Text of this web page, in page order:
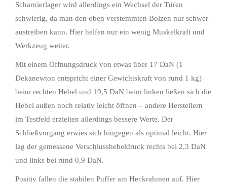
Scharnierlager wird allerdings ein Wechsel der Türen
schwierig, da man den oben verstemmten Bolzen nur schwer
austreiben kann. Hier helfen nur ein wenig Muskelkraft und
Werkzeug weiter.
Mit einem Öffnungsdruck von etwas über 17 DaN (1
Dekanewton entspricht einer Gewichtskraft von rund 1 kg)
beim rechten Hebel und 19,5 DaN beim linken ließen sich die
Hebel außen noch relativ leicht öffnen – andere Herstellern
im Testfeld erzielten allerdings bessere Werte. Der
Schließvorgang erwies sich hingegen als optimal leicht. Hier
lag der gemessene Verschlusshebeldruck rechts bei 2,3 DaN
und links bei rund 0,9 DaN.
Positiv fallen die stabilen Puffer am Heckrahmen auf. Hier